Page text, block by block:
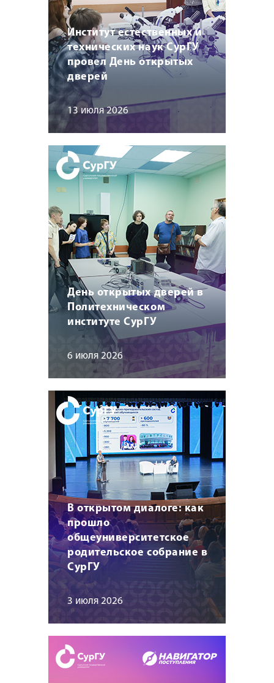
Институт естественных и
технических наук СурГУ
провел День открытых
дверей
13 июля 2026
День открытых дверей в
Политехническом
институте СурГУ
6 июля 2026
В открытом диалоге: как
прошло
общеуниверситетское
родительское собрание в
СурГУ
3 июля 2026